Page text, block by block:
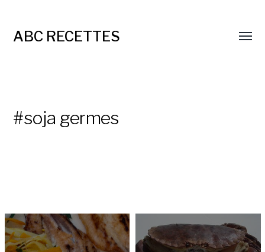
ABC RECETTES
#soja germes